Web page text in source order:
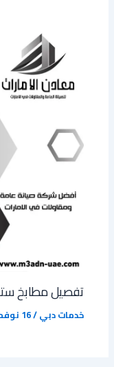
تفصيل مطابخ
خدمات دبي/16 نوفمبر، 2025